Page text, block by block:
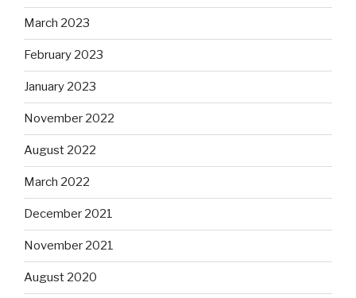
March 2023
February 2023
January 2023
November 2022
August 2022
March 2022
December 2021
November 2021
August 2020